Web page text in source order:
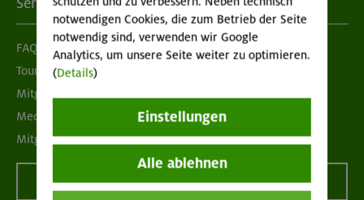
Services
FAQ
Tour der Woche
Mitgliedermagazin alpinwelt
Mediadaten
Mitgliedschaft kündigen
Vertrag widerrufen
notwendigen Cookies, die zum Betrieb der Seite
notwendig sind, verwenden wir Google
Analytics, um unsere Seite weiter zu optimieren.
(Details)
Einstellungen
Alle ablehnen